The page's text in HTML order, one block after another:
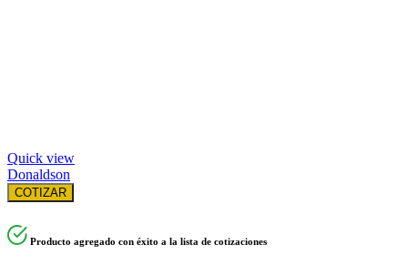
Quick view
Donaldson
COTIZAR
Producto agregado con éxito a la lista de cotizaciones